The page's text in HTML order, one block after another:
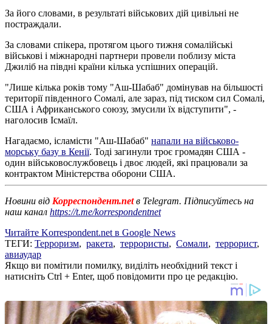
За його словами, в результаті військових дій цивільні не
постраждали.
За словами спікера, протягом цього тижня сомалійські
військові і міжнародні партнери провели поблизу міста
Джиліб на півдні країни кілька успішних операцій.
"Лише кілька років тому "Аш-Шабаб" домінував на більшості
території південного Сомалі, але зараз, під тиском сил Сомалі,
США і Африканського союзу, змусили їх відступити", -
наголосив Ісмаїл.
Нагадаємо, ісламісти "Аш-Шабаб" напали на військово-
морську базу в Кенії. Тоді загинули троє громадян США -
один військовослужбовець і двоє людей, які працювали за
контрактом Міністерства оборони США.
Новини від Корреспондент.netв Telegram. Підписуйтесь на
наш канал https://t.me/korrespondentnet
Читайте Korrespondent.net в Google News
ТЕГИ: Терроризм, ракета, террористы, Сомали, террорист,
авиаудар
Якщо ви помітили помилку, виділіть необхідний текст і
натисніть Ctrl + Enter, щоб повідомити про це редакцію.